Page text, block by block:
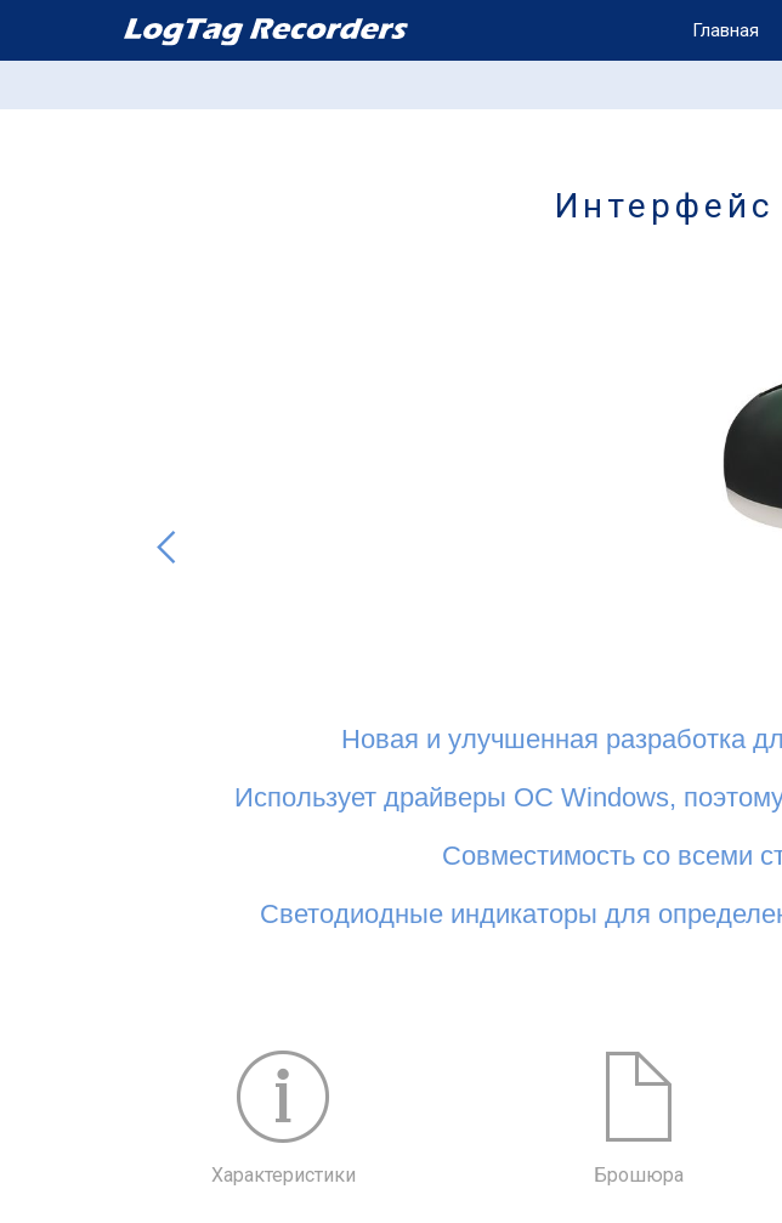
Главная
Интерфейс
Предыдущая
Новая и улучшенная разработка
Использует драйверы ОС Windows,
Совместимость со всеми
Светодиодные индикаторы для
Характеристики Брошюра